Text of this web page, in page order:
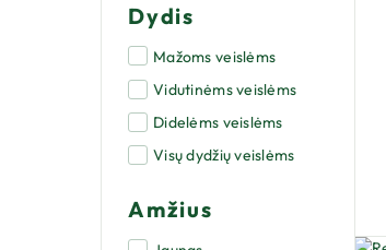
Dydis
Mažoms veislėms
Vidutinėms veislėms
Didelėms veislėms
Visų dydžių veislėms
Amžius